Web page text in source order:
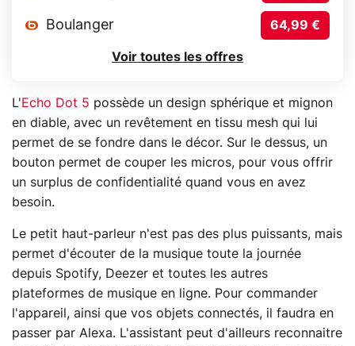
Boulanger 64,99 €
Voir toutes les offres
L'Echo Dot 5 possède un design sphérique et mignon
en diable, avec un revêtement en tissu mesh qui lui
permet de se fondre dans le décor. Sur le dessus, un
bouton permet de couper les micros, pour vous offrir
un surplus de confidentialité quand vous en avez
besoin.
Le petit haut-parleur n'est pas des plus puissants, mais
permet d'écouter de la musique toute la journée
depuis Spotify, Deezer et toutes les autres
plateformes de musique en ligne. Pour commander
l'appareil, ainsi que vos objets connectés, il faudra en
passer par Alexa. L'assistant peut d'ailleurs reconnaitre